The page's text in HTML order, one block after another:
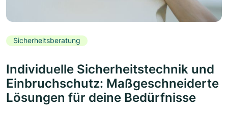
Sicherheitsberatung
Individuelle Sicherheitstechnik und
Einbruchschutz: Maßgeschneiderte
Lösungen für deine Bedürfnisse